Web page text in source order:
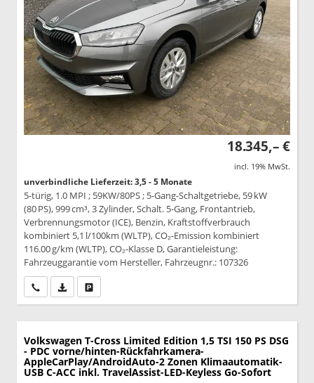
18.345,– €
incl. 19% MwSt.
unverbindliche Lieferzeit: 3,5 - 5 Monate
5-türig, 1.0 MPI ; 59KW/80PS ; 5-Gang-Schaltgetriebe, 59 kW
(80 PS), 999 cm³, 3 Zylinder, Schalt. 5-Gang, Frontantrieb,
Verbrennungsmotor (ICE), Benzin, Kraftstoffverbrauch
kombiniert 5,1 l/100km (WLTP), CO₂-Emission kombiniert
116.00 g/km (WLTP), CO₂-Klasse D, Garantieleistung:
Fahrzeuggarantie vom Hersteller, Fahrzeugnr.: 107326
Wir rufen Sie anPDF-Datei, Fahrzeugexposé drucken
Volkswagen T-Cross Limited Edition 1,5 TSI 150 PS DSG
- PDC vorne/hinten-Rückfahrkamera-
AppleCarPlay/AndroidAuto-2 Zonen Klimaautomatik-
USB C-ACC inkl. TravelAssist-LED-Keyless Go-Sofort